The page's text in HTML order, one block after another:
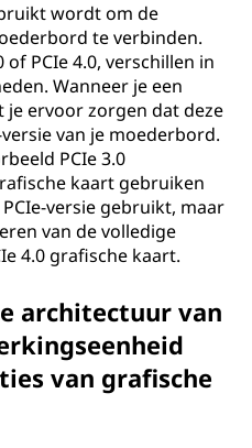
wordt om de
te verbinden.
of PCIe 4.0, verschillen in
Wanneer je een
ervoor zorgen dat deze
van je moederbord.
PCIe 3.0
kaart gebruiken
versie gebruikt, maar
van de volledige
4.0 grafische kaart.
architectuur van
van grafische